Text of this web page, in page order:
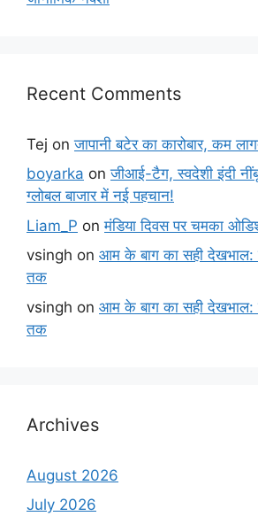
Recent Comments
Tej onजापानी बटेर का कारोबार, कम
boyarka onजीआई-टैग, स्वदेशी इंदी
ग्लोबल बाजार में नई पहचान!
Liam_P onमंडिया दिवस पर चमका
vsingh on आम के बाग का सही
तक
vsingh on आम के बाग का सही
तक
Archives
August 2026
July 2026